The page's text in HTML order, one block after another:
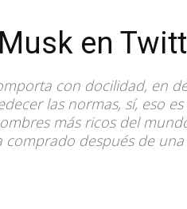
en
con docilidad, en
las normas, sí, eso
más ricos del
después de